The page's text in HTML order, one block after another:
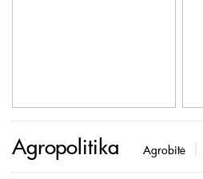
Agropolitika Agrobitė